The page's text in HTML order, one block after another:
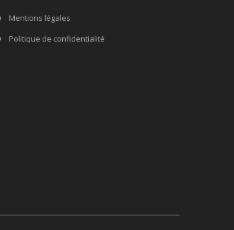
Mentions légales
Politique de confidentialité